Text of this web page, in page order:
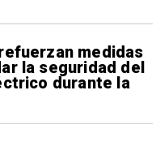
medidas
la seguridad del
durante la